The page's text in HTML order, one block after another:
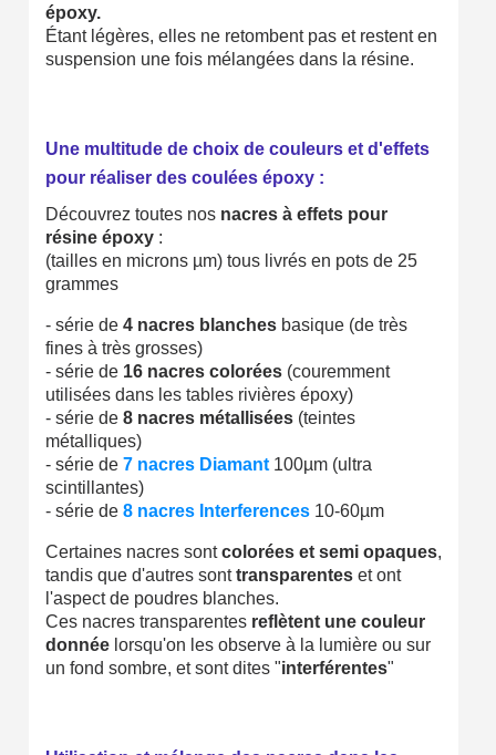
époxy.
Étant légères, elles ne retombent pas et restent en
suspension une fois mélangées dans la résine.
Une multitude de choix de couleurs et d'effets
pour réaliser des coulées époxy :
Découvrez toutes nos nacres à effets pour
résine époxy:
(tailles en microns µm) tous livrés en pots de 25
grammes
- série de 4 nacres blanchesbasique (de très
fines à très grosses)
- série de 16 nacres colorées(couremment
utilisées dans les tables rivières époxy)
- série de 8 nacres métallisées(teintes
métalliques)
- série de 7 nacres Diamant100µm (ultra
scintillantes)
- série de 8 nacres Interferences 10-60µm
Certaines nacres sontcolorées et semi opaques,
tandis que d'autres sonttransparenteset ont
l'aspect de poudres blanches.
Ces nacres transparentes reflètent une couleur
donnéelorsqu'on les observe à la lumière ou sur
un fond sombre, et sont dites "interférentes"